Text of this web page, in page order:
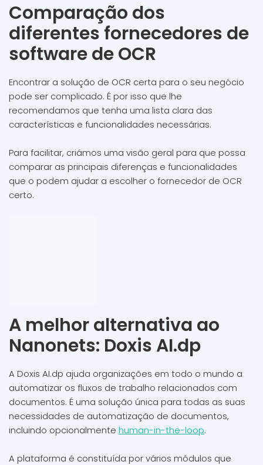
Comparação dos
diferentes fornecedores de
software de OCR
Encontrar a solução de OCR certa para o seu negócio
pode ser complicado. É por isso que lhe
recomendamos que tenha uma lista clara das
características e funcionalidades necessárias.
Para facilitar, criámos uma visão geral para que possa
comparar as principais diferenças e funcionalidades
que o podem ajudar a escolher o fornecedor de OCR
certo.
A melhor alternativa ao
Nanonets: Doxis AI.dp
A Doxis AI.dp ajuda organizações em todo o mundo a
automatizar os fluxos de trabalho relacionados com
documentos. É uma solução única para todas as suas
necessidades de automatização de documentos,
incluindo opcionalmente human-in-the-loop.
A plataforma é constituída por vários módulos que